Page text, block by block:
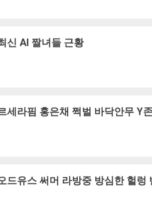
신 AI 짤녀들 근황
세라핌 홍은채 쩍벌 바닥안무 Y
드유스 써머 라방중 방심한 헐렁